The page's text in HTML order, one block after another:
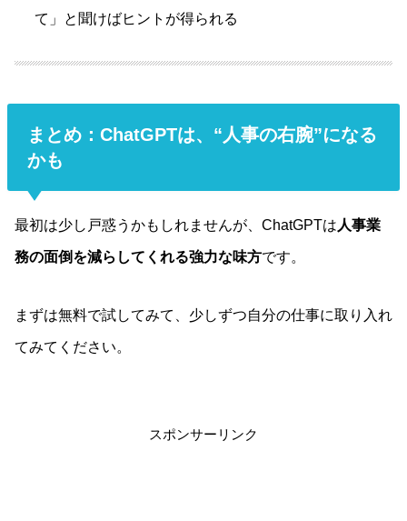
て」と聞けばヒントが得られる
まとめ：ChatGPTは、“人事の右腕”になる
かも
最初は少し戸惑うかもしれませんが、ChatGPTは 人事業
務の面倒を減らしてくれる強力な味方です。
まずは無料で試してみて、少しずつ自分の仕事に取り入れ
てみてください。
スポンサーリンク